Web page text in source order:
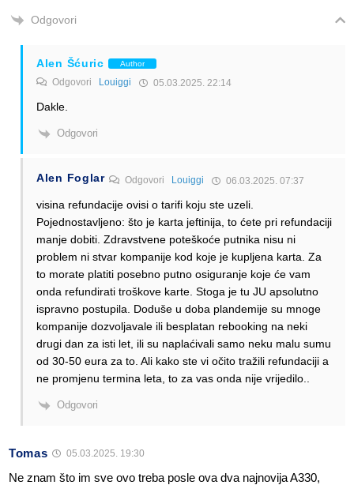
Odgovori
Alen Šćuric Author
Odgovori Louiggi 05.03.2025. 22:14
Dakle.
Odgovori
Alen Foglar Odgovori Louiggi 06.03.2025. 07:37
visina refundacije ovisi o tarifi koju ste uzeli.
Pojednostavljeno: što je karta jeftinija, to ćete pri refundaciji
manje dobiti. Zdravstvene poteškoće putnika nisu ni
problem ni stvar kompanije kod koje je kupljena karta. Za
to morate platiti posebno putno osiguranje koje će vam
onda refundirati troškove karte. Stoga je tu JU apsolutno
ispravno postupila. Doduše u doba plandemije su mnoge
kompanije dozvoljavale ili besplatan rebooking na neki
drugi dan za isti let, ili su naplaćivali samo neku malu sumu
od 30-50 eura za to. Ali kako ste vi očito tražili refundaciji a
ne promjenu termina leta, to za vas onda nije vrijedilo..
Odgovori
Tomas 05.03.2025. 19:30
Ne znam što im sve ovo treba posle ova dva najnovija A330,